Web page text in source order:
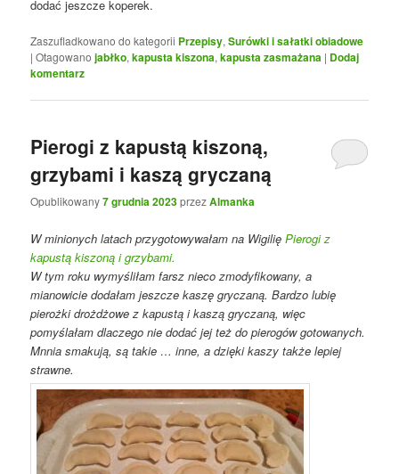
dodać jeszcze koperek.
Zaszufladkowano do kategorii Przepisy,Surówki i sałatki obiadowe
|Otagowano jabłko,kapusta kiszona,kapusta zasmażana | Dodaj
komentarz
Pierogi z kapustą kiszoną,
grzybami i kaszą gryczaną
Opublikowany7 grudnia 2023przezAlmanka
W minionych latach przygotowywałam na WigilięPierogi z
kapustą kiszoną i grzybami.
W tym roku wymyśliłam farsz nieco zmodyfikowany, a
mianowicie dodałam jeszcze kaszę gryczaną. Bardzo lubię
pierożki drożdżowe z kapustą i kaszą gryczaną, więc
pomyślałam dlaczego nie dodać jej też do pierogów gotowanych.
Mnnia smakują, są takie … inne, a dzięki kaszy także lepiej
strawne.